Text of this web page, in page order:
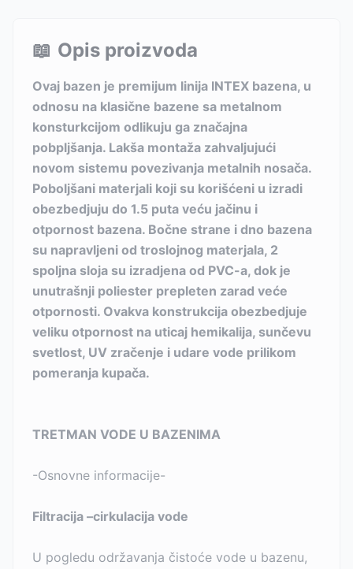
📖 Opis proizvoda
Ovaj bazen je premijum linija INTEX bazena, u
odnosu na klasične bazene sa metalnom
konsturkcijom odlikuju ga značajna
pobpljšanja. Lakša montaža zahvaljujući
novom sistemu povezivanja metalnih nosača.
Poboljšani materjali koji su korišćeni u izradi
obezbedjuju do 1.5 puta veću jačinu i
otpornost bazena. Bočne strane i dno bazena
su napravljeni od troslojnog materjala, 2
spoljna sloja su izradjena od PVC-a, dok je
unutrašnji poliester prepleten zarad veće
otpornosti. Ovakva konstrukcija obezbedjuje
veliku otpornost na uticaj hemikalija, sunčevu
svetlost, UV zračenje i udare vode prilikom
pomeranja kupača.
TRETMAN VODE U BAZENIMA
-Osnovne informacije-
Filtracija –cirkulacija vode
U pogledu održavanja čistoće vode u bazenu,